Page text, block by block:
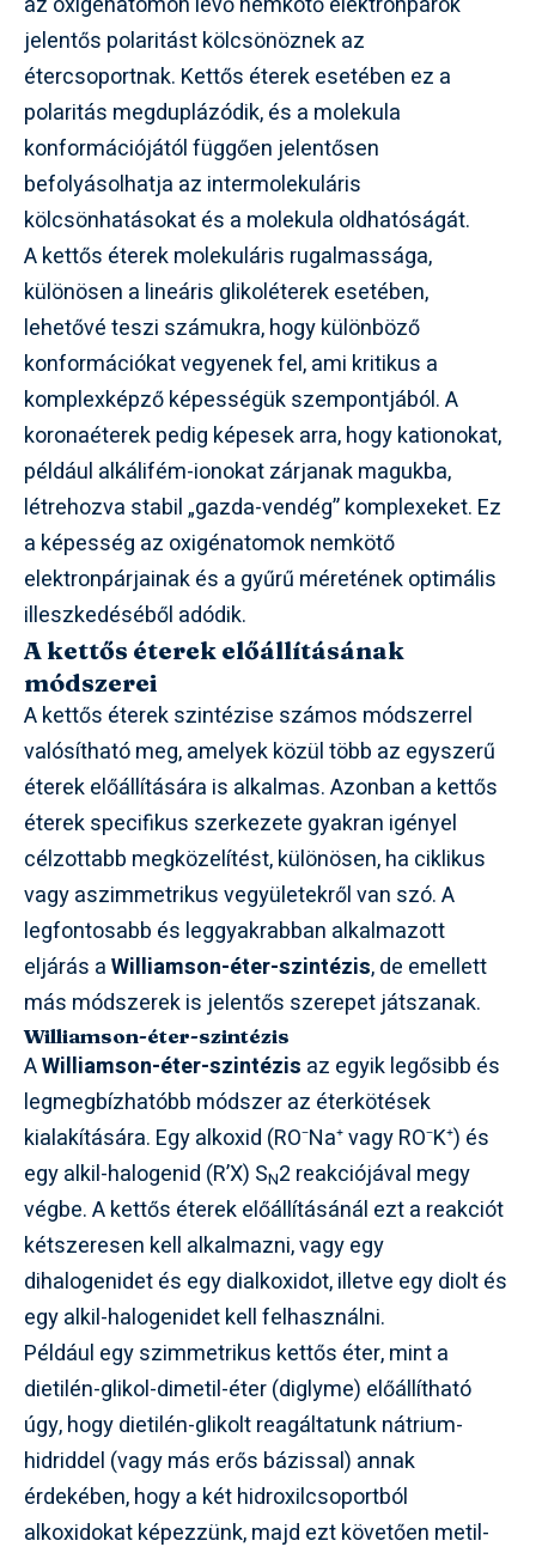
jelentős polaritást kölcsönöznek az
étercsoportnak. Kettős éterek esetében ez a
polaritás megduplázódik, és a molekula
konformációjától függően jelentősen
befolyásolhatja az intermolekuláris
kölcsönhatásokat és a molekula oldhatóságát.
A kettős éterek molekuláris rugalmassága,
különösen a lineáris glikoléterek esetében,
lehetővé teszi számukra, hogy különböző
konformációkat vegyenek fel, ami kritikus a
komplexképző képességük szempontjából. A
koronaéterek pedig képesek arra, hogy kationokat,
például alkálifém-ionokat zárjanak magukba,
létrehozva stabil „gazda-vendég” komplexeket. Ez
a képesség az oxigénatomok nemkötő
elektronpárjainak és a gyűrű méretének optimális
illeszkedéséből adódik.
A kettős éterek előállításának
módszerei
A kettős éterek szintézise számos módszerrel
valósítható meg, amelyek közül több az egyszerű
éterek előállítására is alkalmas. Azonban a kettős
éterek specifikus szerkezete gyakran igényel
célzottabb megközelítést, különösen, ha ciklikus
vagy aszimmetrikus vegyületekről van szó. A
legfontosabb és leggyakrabban alkalmazott
eljárás aWilliamson-éter-szintézis, de emellett
más módszerek is jelentős szerepet játszanak.
Williamson-éter-szintézis
AWilliamson-éter-szintézis az egyik legősibb és
legmegbízhatóbb módszer az éterkötések
kialakítására. Egy alkoxid (RO⁻Na⁺ vagy RO⁻K⁺) és
egy alkil-halogenid (R’X) SN2 reakciójával megy
végbe. A kettős éterek előállításánál ezt a reakciót
kétszeresen kell alkalmazni, vagy egy
dihalogenidet és egy dialkoxidot, illetve egy diolt és
egy alkil-halogenidet kell felhasználni.
Például egy szimmetrikus kettős éter, mint a
dietilén-glikol-dimetil-éter (diglyme) előállítható
úgy, hogy dietilén-glikolt reagáltatunk nátrium-
hidriddel (vagy más erős bázissal) annak
érdekében, hogy a két hidroxilcsoportból
alkoxidokat képezzünk, majd ezt követően metil-